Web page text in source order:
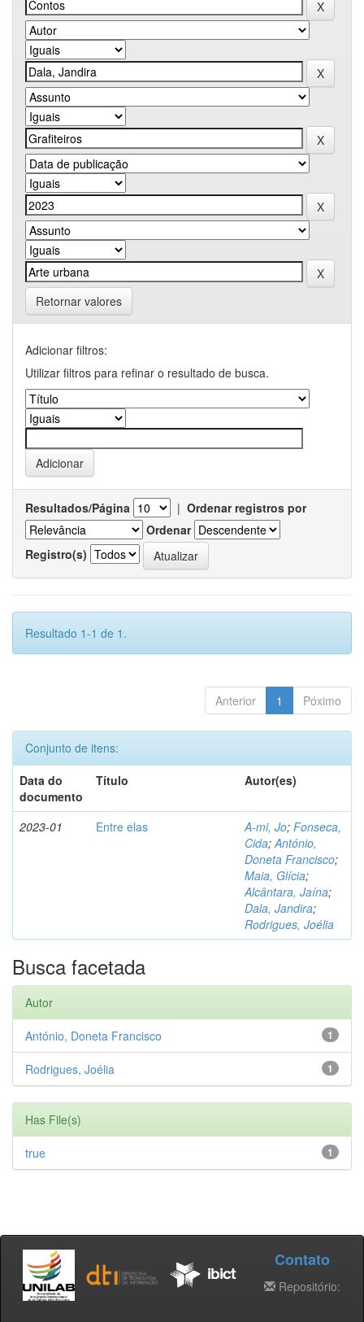
Retornar valores
Adicionar filtros:
Utilizar filtros para refinar o resultado de busca.
Resultados/Página | Ordenar registros por
Ordenar
Registro(s)
Resultado 1-1 de 1.
Anterior 1 Póximo
Conjunto de itens:
Data do
documento
Título Autor(es)
2023-01 Entre elas A-mi, Jo; Fonseca,
Cida;António,
Doneta Francisco;
Maia, Glícia;
Alcântara, Jaína;
Dala, Jandira;
Rodrigues, Joélia
Busca facetada
Autor
1
António, Doneta Francisco
1
Rodrigues, Joélia
Has File(s)
1
true
Contato
Repositório: